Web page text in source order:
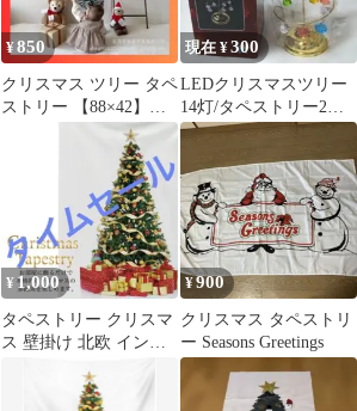
¥850
クリスマス ツリー タペ
ストリー 【88×42】パ
ーティ 記念撮影 壁掛け
現在 ¥300
LEDクリスマスツリー
14灯/タペストリー2種
(冬景色・月と海)他
¥ 1,000
タペストリー クリスマ
ス 壁掛け 北欧 インテ
¥900
クリスマス タペストリ
ー Seasons Greetings